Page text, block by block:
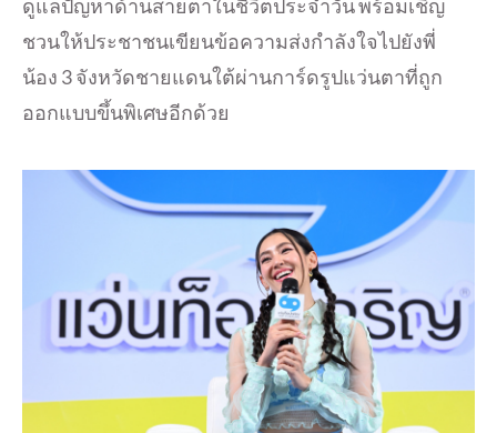
ดูแลปัญหาด้านสายตาในชีวิตประจำวัน พร้อมเชิญ
ชวนให้ประชาชนเขียนข้อความส่งกำลังใจไปยังพี่
น้อง 3 จังหวัดชายแดนใต้ผ่านการ์ดรูปแว่นตาที่ถูก
ออกแบบขึ้นพิเศษอีกด้วย